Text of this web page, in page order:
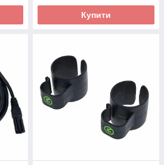
Купити